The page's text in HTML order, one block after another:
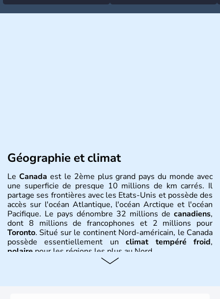
Géographie et climat
Le Canada est le 2ème plus grand pays du monde avec
une superficie de presque 10 millions de km carrés. Il
partage ses frontières avec les Etats-Unis et possède des
accès sur l'océan Atlantique, l'océan Arctique et l'océan
Pacifique. Le pays dénombre 32 millions de canadiens,
dont 8 millions de francophones et 2 millions pour
Toronto. Situé sur le continent Nord-américain, le Canada
possède essentiellement unclimat tempéré froid,
polaire pour les régions les plus au Nord.